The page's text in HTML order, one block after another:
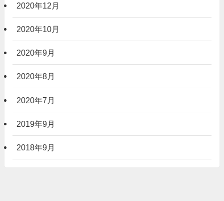
2020年12月
2020年10月
2020年9月
2020年8月
2020年7月
2019年9月
2018年9月